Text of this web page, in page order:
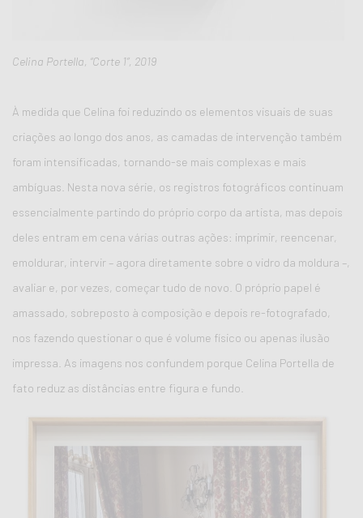
Celina Portella, “Corte 1”, 2019
À medida que Celina foi reduzindo os elementos visuais de suas
criações ao longo dos anos, as camadas de intervenção também
foram intensificadas, tornando-se mais complexas e mais
ambíguas. Nesta nova série, os registros fotográficos continuam
essencialmente partindo do próprio corpo da artista, mas depois
deles entram em cena várias outras ações: imprimir, reencenar,
emoldurar, intervir – agora diretamente sobre o vidro da moldura –,
avaliar e, por vezes, começar tudo de novo. O próprio papel é
amassado, sobreposto à composição e depois re-fotografado,
nos fazendo questionar o que é volume físico ou apenas ilusão
impressa. As imagens nos confundem porque Celina Portella de
fato reduz as distâncias entre figura e fundo.